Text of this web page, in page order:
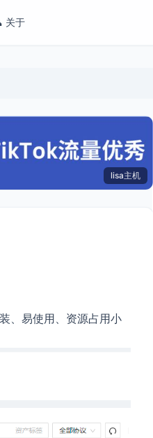
关于
lisa主机
、易使用、资源占用小